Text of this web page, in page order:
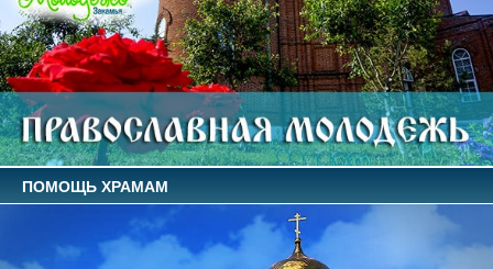
ПОМОЩЬ ХРАМАМ